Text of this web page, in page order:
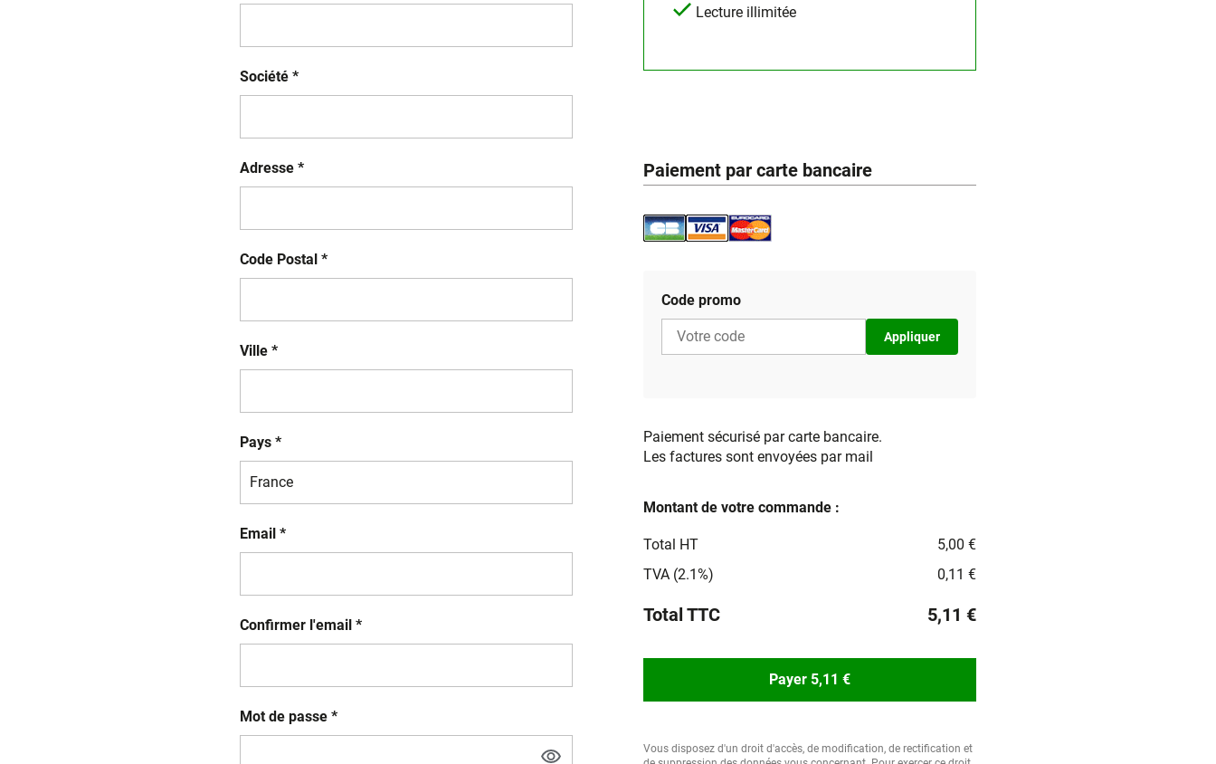
Société *
Adresse *
Code Postal *
Ville *
Pays *
Email *
Confirmer l'email *
Mot de passe *
Lecture illimitée
Paiement par carte bancaire
Code promo
Appliquer
Paiement sécurisé par carte bancaire.
Les factures sont envoyées par mail
Montant de votre commande :
Total HT
5,00 €
TVA (2.1%)
0,11 €
Total TTC 5,11 €
Payer 5,11 €
Vous disposez d'un droit d'accès, de modification, de rectification et